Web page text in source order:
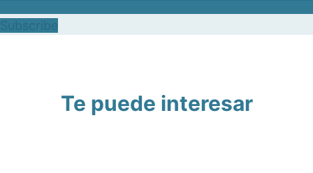
Te puede interesar